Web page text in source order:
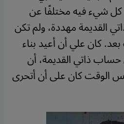
كل شيء فيه مختلفًا عن
القديمة مهددة، ولم تكن
كان علي أن أعيد بناء
ذاتي القديمة، أن
الوقت كان على أن أتحرى